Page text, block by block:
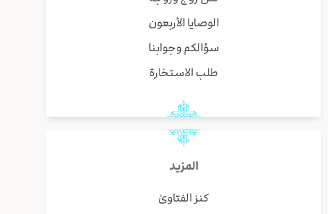
الوصايا الأربعون
سؤالكم وجوابنا
طلب الاستخارة
المزيد
كنز الفتاوىٰ